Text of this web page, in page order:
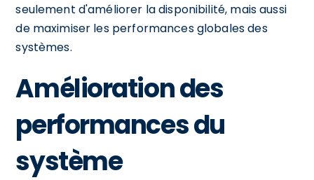
seulement d'améliorer la disponibilité, mais aussi
de maximiser les performances globales des
systèmes.
Amélioration des
performances du
système